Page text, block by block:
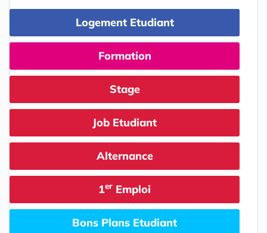
Logement Etudiant
Formation
Stage
Job Etudiant
Alternance
1er Emploi
Bons Plans Etudiant